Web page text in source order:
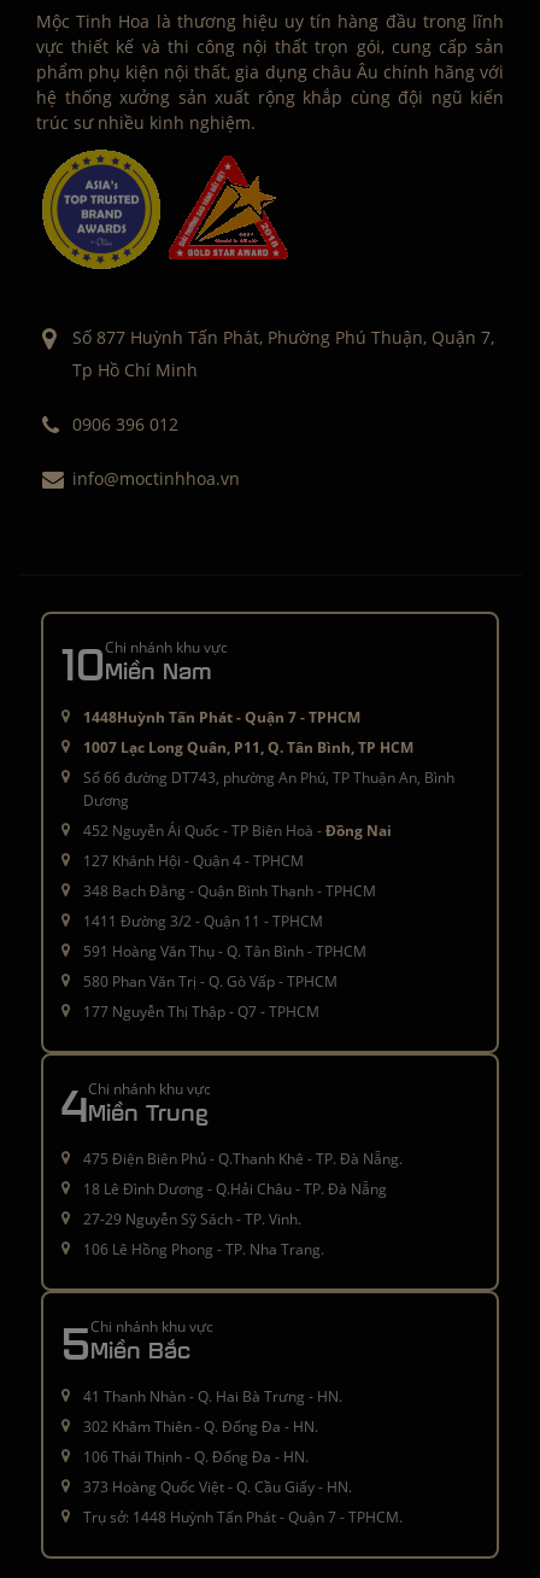
Mộc Tinh Hoa là thương hiệu uy tín hàng đầu trong lĩnh
vực thiết kế và thi công nội thất trọn gói, cung cấp sản
phẩm phụ kiện nội thất, gia dụng châu Âu chính hãng với
hệ thống xưởng sản xuất rộng khắp cùng đội ngũ kiến
trúc sư nhiều kinh nghiệm.
Số 877 Huỳnh Tấn Phát, Phường Phú Thuận, Quận 7,
Tp Hồ Chí Minh
0906 396 012
info@moctinhhoa.vn
10Chi nhánh khu vực
Miền Nam
1448Huỳnh Tấn Phát - Quận 7 - TPHCM
1007 Lạc Long Quân, P11, Q. Tân Bình, TP HCM
Số 66 đường DT743, phường An Phú, TP Thuận An, Bình
Dương
452 Nguyễn Ái Quốc - TP Biên Hoà -Đồng Nai
127 Khánh Hội - Quận 4 - TPHCM
348 Bạch Đằng - Quận Bình Thạnh - TPHCM
1411 Đường 3/2 - Quận 11 - TPHCM
591 Hoàng Văn Thụ - Q. Tân Bình - TPHCM
580 Phan Văn Trị - Q. Gò Vấp - TPHCM
177 Nguyễn Thị Thập - Q7 - TPHCM
4Chi nhánh khu vực
Miền Trung
475 Điện Biên Phủ - Q.Thanh Khê - TP. Đà Nẵng.
18 Lê Đình Dương - Q.Hải Châu - TP. Đà Nẵng
27-29 Nguyễn Sỹ Sách - TP. Vinh.
106 Lê Hồng Phong - TP. Nha Trang.
5Chi nhánh khu vực
Miền Bắc
41 Thanh Nhàn - Q. Hai Bà Trưng - HN.
302 Khâm Thiên - Q. Đống Đa - HN.
106 Thái Thịnh - Q. Đống Đa - HN.
373 Hoàng Quốc Việt - Q. Cầu Giấy - HN.
Trụ sở: 1448 Huỳnh Tấn Phát - Quận 7 - TPHCM.